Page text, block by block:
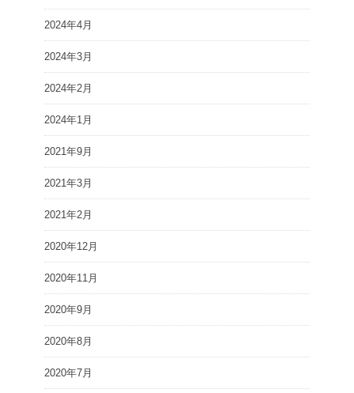
2024年4月
2024年3月
2024年2月
2024年1月
2021年9月
2021年3月
2021年2月
2020年12月
2020年11月
2020年9月
2020年8月
2020年7月